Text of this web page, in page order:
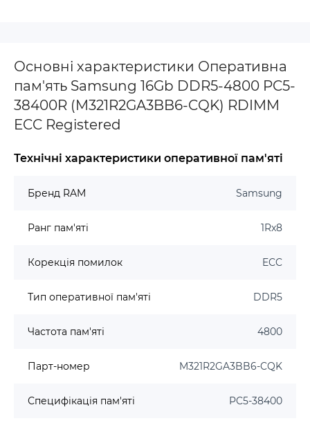
Основні характеристики Оперативна
пам'ять Samsung 16Gb DDR5-4800 PC5-
38400R (M321R2GA3BB6-CQK) RDIMM
ECC Registered
Технічні характеристики оперативної пам'яті
Бренд RAM Samsung
Ранг пам'яті 1Rx8
Корекція помилок ECC
Тип оперативної пам'яті DDR5
Частота пам'яті 4800
Парт-номер M321R2GA3BB6-CQK
Специфікація пам'яті PC5-38400